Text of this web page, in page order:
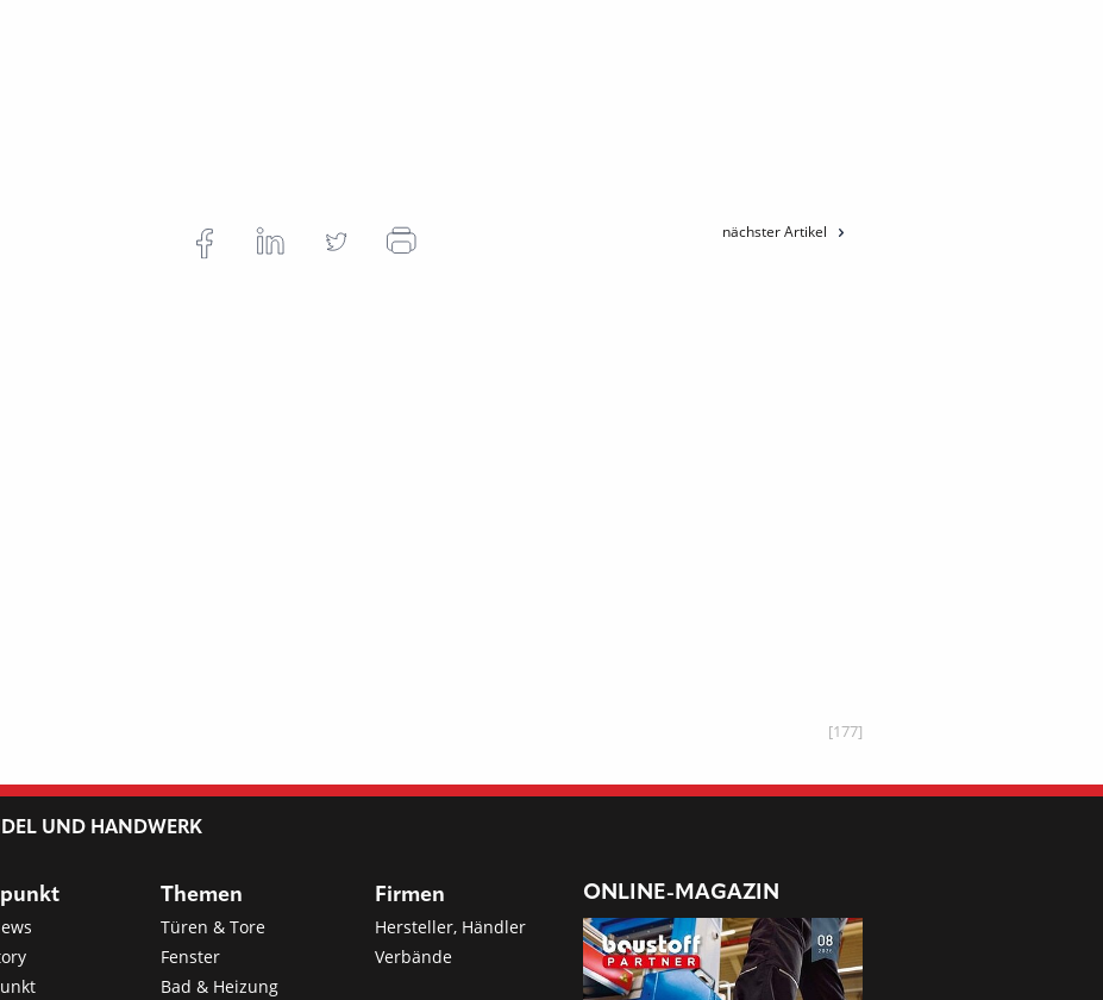
nächster Artikel
[177]
UND HANDWERK
Themen
Türen & Tore
Fenster
Bad & Heizung
Firmen
Hersteller, Händler
Verbände
ONLINE-MAGAZIN